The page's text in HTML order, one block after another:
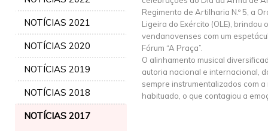
NOTÍCIAS 2021
NOTÍCIAS 2020
NOTÍCIAS 2019
NOTÍCIAS 2018
NOTÍCIAS 2017
Regimento de Artilharia N.º 5, a
Ligeira do Exército (OLE), brindou
vendanovenses com um
Fórum “A Praça”.
O alinhamento musical
autoria nacional e internacional,
sempre instrumentalizados com a
habituado, o que contagiou a